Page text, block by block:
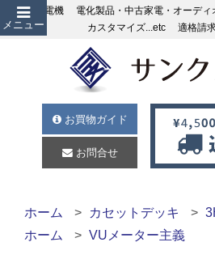
メニュー
サンクス電機 電化製品・中古家電・オーデ
カスタマイズ...etc 適格請
お買物ガイド
お問合せ
ホーム カセットデッキ
ホーム
VUメーター主義